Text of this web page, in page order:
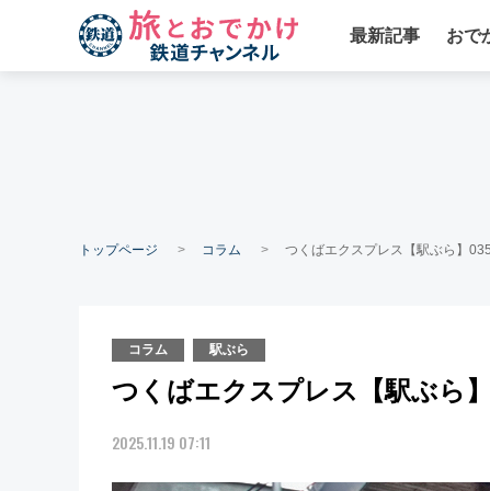
最新記事 おで
トップページ コラム つくばエクスプレス【駅ぶら】
コラム 駅ぶら
つくばエクスプレス【駅ぶ
2025.11.19 07:11